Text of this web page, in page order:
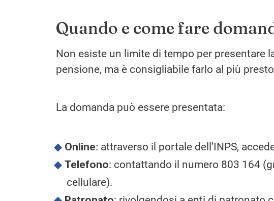
Quando e come fare
Non esiste un limite di tempo per presentare
pensione, ma è consigliabile farlo al più
La domanda può essere presentata:
Online: attraverso il portale dell’INPS,
Telefono: contattando il numero 803 164
cellulare).